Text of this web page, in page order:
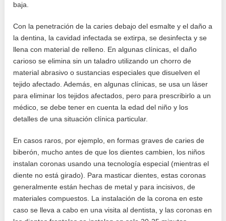
baja.
Con la penetración de la caries debajo del esmalte y el daño a
la dentina, la cavidad infectada se extirpa, se desinfecta y se
llena con material de relleno. En algunas clínicas, el daño
carioso se elimina sin un taladro utilizando un chorro de
material abrasivo o sustancias especiales que disuelven el
tejido afectado. Además, en algunas clínicas, se usa un láser
para eliminar los tejidos afectados, pero para prescribirlo a un
médico, se debe tener en cuenta la edad del niño y los
detalles de una situación clínica particular.
En casos raros, por ejemplo, en formas graves de caries de
biberón, mucho antes de que los dientes cambien, los niños
instalan coronas usando una tecnología especial (mientras el
diente no está girado). Para masticar dientes, estas coronas
generalmente están hechas de metal y para incisivos, de
materiales compuestos. La instalación de la corona en este
caso se lleva a cabo en una visita al dentista, y las coronas en